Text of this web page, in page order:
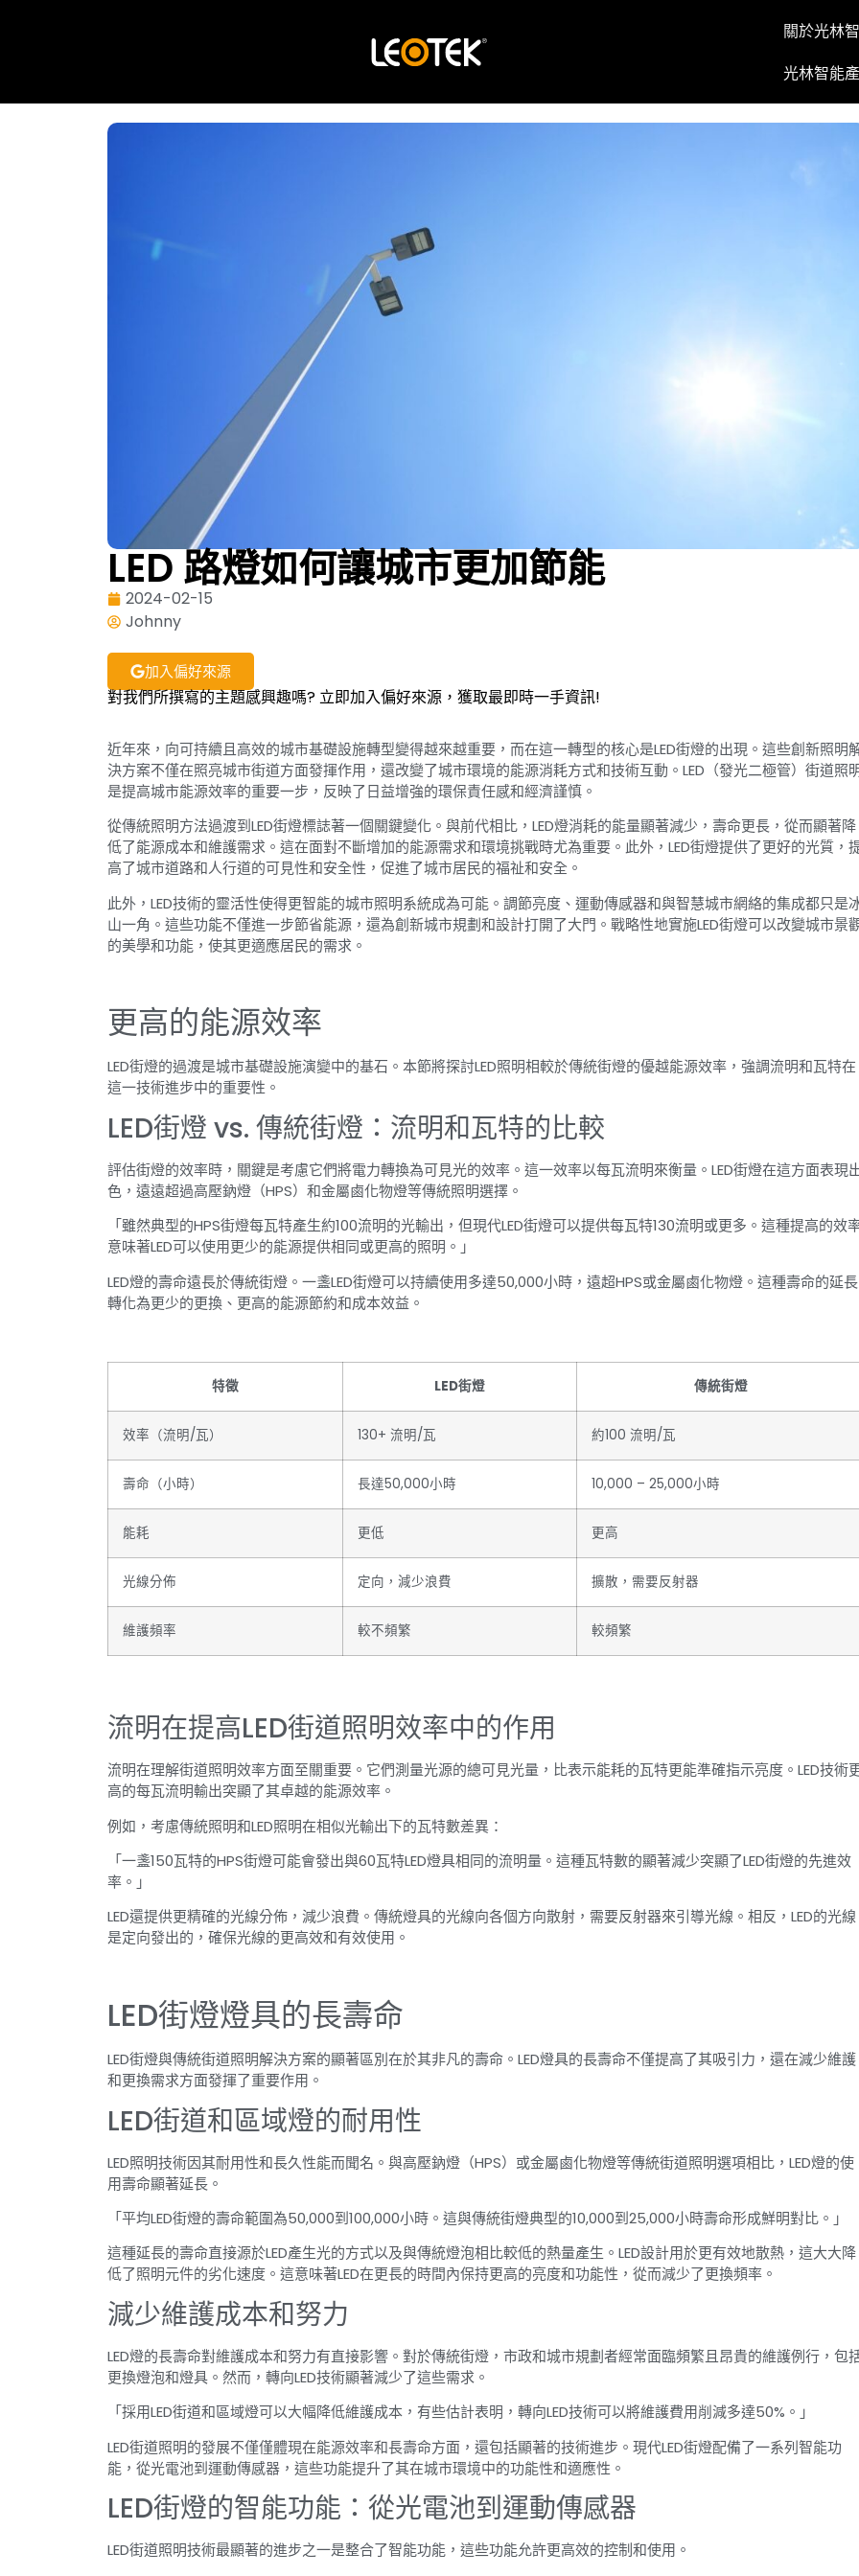
關於光林
光林智能
LED 路燈如何讓城市更加節能
2024-02-15
Johnny
加入偏好來源
對我們所撰寫的主題感興趣嗎? 立即加入偏好來源，獲取最即時一手資訊!
近年來，向可持續且高效的城市基礎設施轉型變得越來越重要，而在這一轉型的核心是LED街燈的出現。這些創新照明
決方案不僅在照亮城市街道方面發揮作用，還改變了城市環境的能源消耗方式和技術互動。LED（發光二極管）街道照
是提高城市能源效率的重要一步，反映了日益增強的環保責任感和經濟謹慎。
從傳統照明方法過渡到LED街燈標誌著一個關鍵變化。與前代相比，LED燈消耗的能量顯著減少，壽命更長，從而顯著降
低了能源成本和維護需求。這在面對不斷增加的能源需求和環境挑戰時尤為重要。此外，LED街燈提供了更好的光質，
高了城市道路和人行道的可見性和安全性，促進了城市居民的福祉和安全。
此外，LED技術的靈活性使得更智能的城市照明系統成為可能。調節亮度、運動傳感器和與智慧城市網絡的集成都只是
山一角。這些功能不僅進一步節省能源，還為創新城市規劃和設計打開了大門。戰略性地實施LED街燈可以改變城市景
的美學和功能，使其更適應居民的需求。
更高的能源效率
LED街燈的過渡是城市基礎設施演變中的基石。本節將探討LED照明相較於傳統街燈的優越能源效率，強調流明和瓦特在
這一技術進步中的重要性。
LED街燈 vs. 傳統街燈：流明和瓦特的比較
評估街燈的效率時，關鍵是考慮它們將電力轉換為可見光的效率。這一效率以每瓦流明來衡量。LED街燈在這方面表現
色，遠遠超過高壓鈉燈（HPS）和金屬鹵化物燈等傳統照明選擇。
「雖然典型的HPS街燈每瓦特產生約100流明的光輸出，但現代LED街燈可以提供每瓦特130流明或更多。這種提高的效
意味著LED可以使用更少的能源提供相同或更高的照明。」
LED燈的壽命遠長於傳統街燈。一盞LED街燈可以持續使用多達50,000小時，遠超HPS或金屬鹵化物燈。這種壽命的延長
轉化為更少的更換、更高的能源節約和成本效益。
特徵 LED街燈 傳統街燈
效率（流明/瓦） 130+ 流明/瓦 約100 流明/瓦
壽命（小時） 長達50,000小時 10,000 – 25,000小時
能耗 更低 更高
光線分佈 定向，減少浪費 擴散，需要反射器
維護頻率 較不頻繁 較頻繁
流明在提高LED街道照明效率中的作用
流明在理解街道照明效率方面至關重要。它們測量光源的總可見光量，比表示能耗的瓦特更能準確指示亮度。LED技術
高的每瓦流明輸出突顯了其卓越的能源效率。
例如，考慮傳統照明和LED照明在相似光輸出下的瓦特數差異：
「一盞150瓦特的HPS街燈可能會發出與60瓦特LED燈具相同的流明量。這種瓦特數的顯著減少突顯了LED街燈的先進效
率。」
LED還提供更精確的光線分佈，減少浪費。傳統燈具的光線向各個方向散射，需要反射器來引導光線。相反，LED的光線
是定向發出的，確保光線的更高效和有效使用。
LED街燈燈具的長壽命
LED街燈與傳統街道照明解決方案的顯著區別在於其非凡的壽命。LED燈具的長壽命不僅提高了其吸引力，還在減少維護
和更換需求方面發揮了重要作用。
LED街道和區域燈的耐用性
LED照明技術因其耐用性和長久性能而聞名。與高壓鈉燈（HPS）或金屬鹵化物燈等傳統街道照明選項相比，LED燈的使
用壽命顯著延長。
「平均LED街燈的壽命範圍為50,000到100,000小時。這與傳統街燈典型的10,000到25,000小時壽命形成鮮明對比。」
這種延長的壽命直接源於LED產生光的方式以及與傳統燈泡相比較低的熱量產生。LED設計用於更有效地散熱，這大大降
低了照明元件的劣化速度。這意味著LED在更長的時間內保持更高的亮度和功能性，從而減少了更換頻率。
減少維護成本和努力
LED燈的長壽命對維護成本和努力有直接影響。對於傳統街燈，市政和城市規劃者經常面臨頻繁且昂貴的維護例行，包
更換燈泡和燈具。然而，轉向LED技術顯著減少了這些需求。
「採用LED街道和區域燈可以大幅降低維護成本，有些估計表明，轉向LED技術可以將維護費用削減多達50%。」
LED街道照明的發展不僅僅體現在能源效率和長壽命方面，還包括顯著的技術進步。現代LED街燈配備了一系列智能功
能，從光電池到運動傳感器，這些功能提升了其在城市環境中的功能性和適應性。
LED街燈的智能功能：從光電池到運動傳感器
LED街道照明技術最顯著的進步之一是整合了智能功能，這些功能允許更高效的控制和使用。